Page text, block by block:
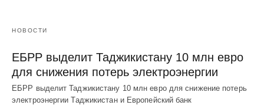
НОВОСТИ
ЕБРР выделит Таджикистану 10 млн евро
для снижения потерь электроэнергии
ЕБРР выделит Таджикистану 10 млн евро для снижение потерь
электроэнергии Таджикистан и Европейский банк